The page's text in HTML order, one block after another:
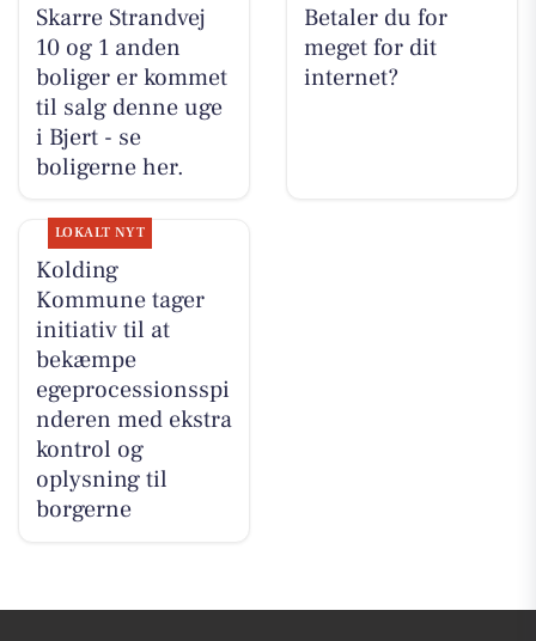
Skarre Strandvej
10 og 1 anden
boliger er kommet
til salg denne uge
i Bjert - se
boligerne her.
Betaler du for
meget for dit
internet?
LOKALT NYT
Kolding
Kommune tager
initiativ til at
bekæmpe
egeprocessionsspi
nderen med ekstra
kontrol og
oplysning til
borgerne